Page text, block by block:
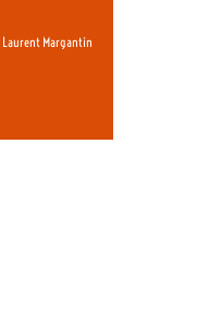
Laurent Margantin